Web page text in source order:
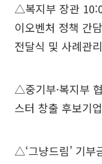
△복지부 장관
이오벤처 정책 간
전달식 및 사례관
△중기부·복지부
스터 창출 후보기
△‘그냥드림’ 기부